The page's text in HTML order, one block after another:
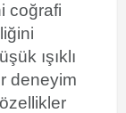
coğrafi
ışıklı
deneyim